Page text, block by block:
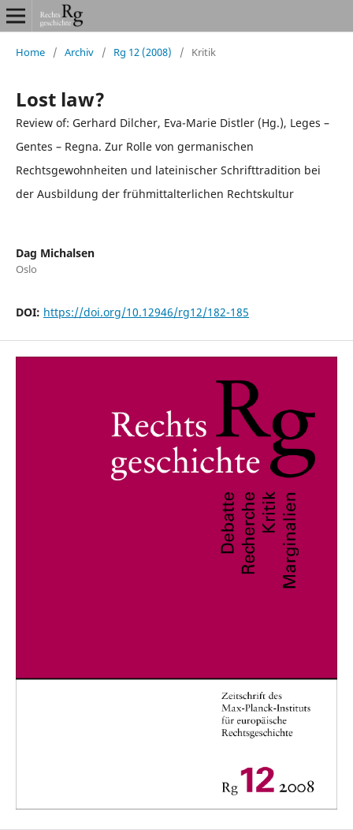
Home / Archiv / Rg 12 (2008) / Kritik
Lost law?
Review of: Gerhard Dilcher, Eva-Marie Distler (Hg.), Leges –
Gentes – Regna. Zur Rolle von germanischen
Rechtsgewohnheiten und lateinischer Schrifttradition bei
der Ausbildung der frühmittalterlichen Rechtskultur
Dag Michalsen
Oslo
DOI: https://doi.org/10.12946/rg12/182-185